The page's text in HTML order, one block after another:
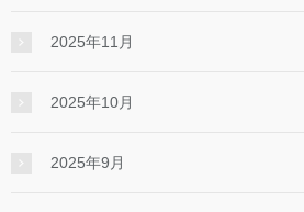
2025年11月
2025年10月
2025年9月